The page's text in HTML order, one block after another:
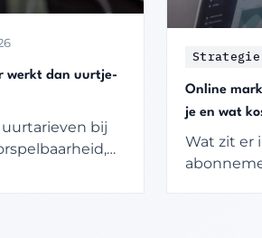
werkt dan uurtje-
bij
Strategie
Online
je en wat
Wat zit er